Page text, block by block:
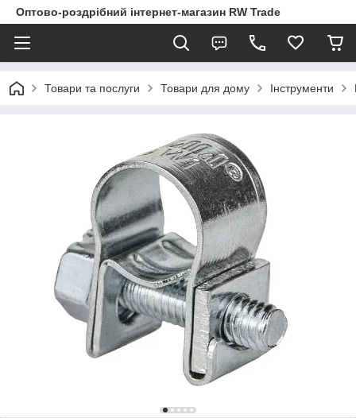
Оптово-роздрібний інтернет-магазин RW Trade
Товари та послуги Товари для дому Інструменти